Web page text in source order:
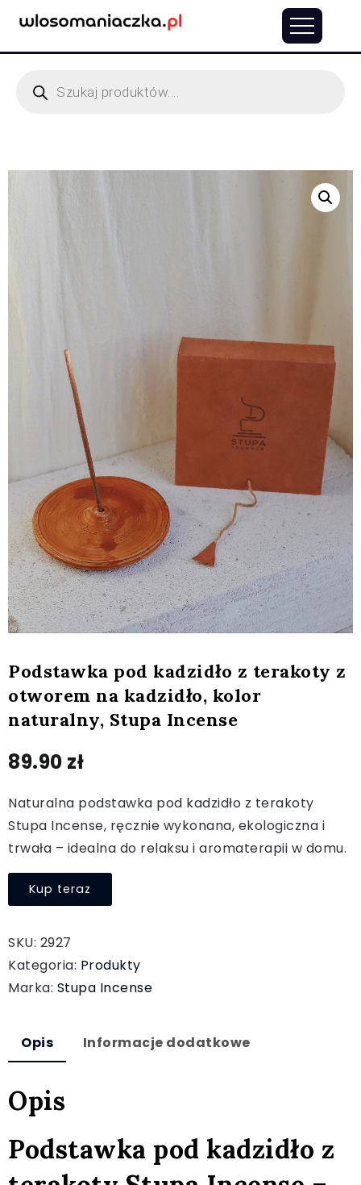
Podstawka pod kadzidło z terakoty z
otworem na kadzidło, kolor
naturalny, Stupa Incense
89.90 zł
Naturalna podstawka pod kadzidło z terakoty
Stupa Incense, ręcznie wykonana, ekologiczna i
trwała – idealna do relaksu i aromaterapii w domu.
Kup teraz
SKU: 2927
Kategoria: Produkty
Marka: Stupa Incense
Opis Informacje dodatkowe
Opis
Podstawka pod kadzidło z